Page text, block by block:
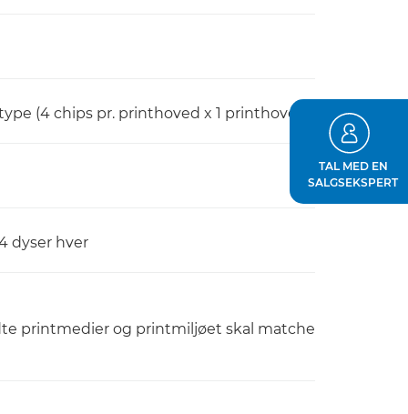
(4 chips pr. printhoved x 1 printhoved)
dyser hver
printmedier og printmiljøet skal matche
TAL MED EN
SALGSEKSPERT